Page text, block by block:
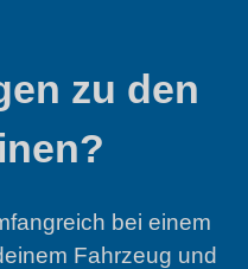
zu den
bei einem
Fahrzeug und